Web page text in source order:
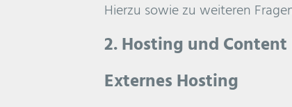
Hierzu sowie zu weiteren
2. Hosting und
Externes Hosting